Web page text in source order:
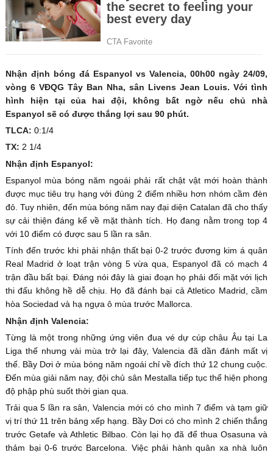
Nhận định bóng đá Espanyol vs Valencia, 00h00 ngày 24/09,
vòng 6 VĐQG Tây Ban Nha, sân Livens Jean Louis. Với tình
hình hiện tại của hai đội, không bất ngờ nếu chủ nhà
Espanyol sẽ có được thắng lợi sau 90 phút.
TLCA: 0:1/4
TX: 2 1/4
Nhận định Espanyol:
Espanyol mùa bóng năm ngoái phải rất chật vật mới hoàn thành
được mục tiêu trụ hạng với đúng 2 điểm nhiều hơn nhóm cầm đèn
đỏ. Tuy nhiên, đến mùa bóng năm nay đại diện Catalan đã cho thấy
sự cải thiện đáng kể về mặt thành tích. Họ đang nằm trong top 4
với 10 điểm có được sau 5 lần ra sân.
Tính đến trước khi phải nhận thất bại 0-2 trước đương kim á quân
Real Madrid ở loạt trận vòng 5 vừa qua, Espanyol đã có mạch 4
trận đầu bất bại. Đáng nói đây là giai đoạn họ phải đối mặt với lịch
thi đấu không hề dễ chịu. Họ đã đánh bại cả Atletico Madrid, cầm
hòa Sociedad và hạ ngựa ô mùa trước Mallorca.
Nhận định Valencia:
Từng là một trong những ứng viên đua vé dự cúp châu Âu tại La
Liga thế nhưng vài mùa trở lại đây, Valencia đã dần đánh mất vị
thế. Bầy Dơi ở mùa bóng năm ngoái chỉ về đích thứ 12 chung cuộc.
Đến mùa giải năm nay, đội chủ sân Mestalla tiếp tục thể hiện phong
độ phập phù suốt thời gian qua.
Trải qua 5 lần ra sân, Valencia mới có cho mình 7 điểm và tạm giữ
vị trí thứ 11 trên bảng xếp hạng. Bầy Dơi có cho mình 2 chiến thắng
trước Getafe và Athletic Bilbao. Còn lại họ đã để thua Osasuna và
thảm bại 0-6 trước Barcelona. Việc phải hành quân xa nhà luôn